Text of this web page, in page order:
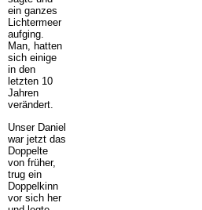
ein ganzes
Lichtermeer
aufging.
Man, hatten
sich einige
in den
letzten 10
Jahren
verändert.
Unser Daniel
war jetzt das
Doppelte
von früher,
trug ein
Doppelkinn
vor sich her